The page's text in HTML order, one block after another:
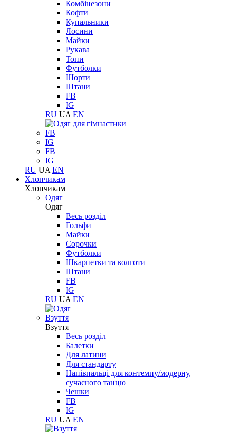
Комбінезони
Кофти
Купальники
Лосини
Майки
Рукава
Топи
Футболки
Шорти
Штани
FB
IG
RU UA EN
FB
IG
FB
IG
RU UA EN
Хлопчикам
Хлопчикам
Одяг
Одяг
Весь розділ
Гольфи
Майки
Сорочки
Футболки
Шкарпетки та колготи
Штани
FB
IG
RU UA EN
Взуття
Взуття
Весь розділ
Балетки
Для латини
Для стандарту
Напівпальці для контемпу/модерну,
сучасного танцю
Чешки
FB
IG
RU UA EN